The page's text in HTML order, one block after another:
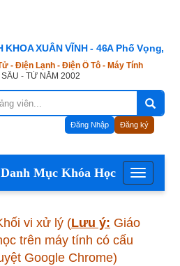
KHOA XUÂN VĨNH - 46A Phố Vọng,
- Điện Lạnh - Điện Ô Tô - Máy Tính
- TỪ NĂM 2002
Đăng Nhập Đăng ký
Menu
Mục Khóa Học
vi xử lý (Lưu ý: Giáo
trên máy tính có cấu
Google Chrome)